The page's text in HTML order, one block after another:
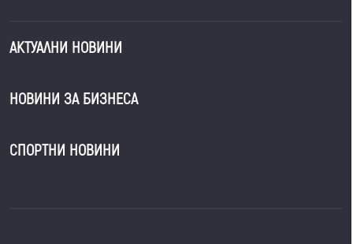
АКТУАЛНИ НОВИНИ
НОВИНИ ЗА БИЗНЕСА
СПОРТНИ НОВИНИ